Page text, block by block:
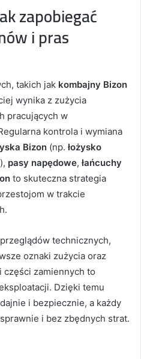
zapobiegać
i pras
takich jak kombajny Bizon
wynika z zużycia
pracujących w
kontrola i wymiana
Bizon (np. łożysko
), pasy napędowe, łańcuchy
to skuteczna strategia
w trakcie
technicznych,
oznaki zużycia oraz
zamiennych to
Dzięki temu
i bezpiecznie, a każdy
i bez zbędnych strat.